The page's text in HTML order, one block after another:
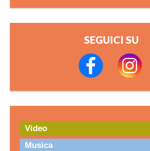
SEGUICI SU
Video
Musica